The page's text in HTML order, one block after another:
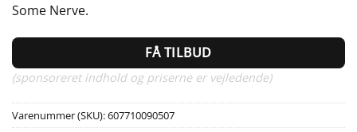
Some Nerve.
FÅ TILBUD
(sponsoreret indhold og priserne er vejledende)
Varenummer (SKU):607710090507